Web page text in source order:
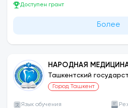
Доступен грант
Более
НАРОДНАЯ
Ташкентский
стоматологический
Город Ташкент
Язык обучения